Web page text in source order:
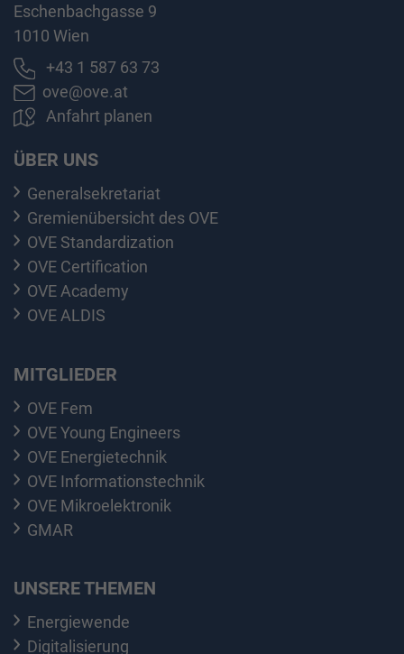
Eschenbachgasse 9
1010 Wien
+43 1 587 63 73
ove@ove.at
Anfahrt planen
ÜBER UNS
Generalsekretariat
Gremienübersicht des OVE
OVE Standardization
OVE Certification
OVE Academy
OVE ALDIS
MITGLIEDER
OVE Fem
OVE Young Engineers
OVE Energietechnik
OVE Informationstechnik
OVE Mikroelektronik
GMAR
UNSERE THEMEN
Energiewende
Digitalisierung